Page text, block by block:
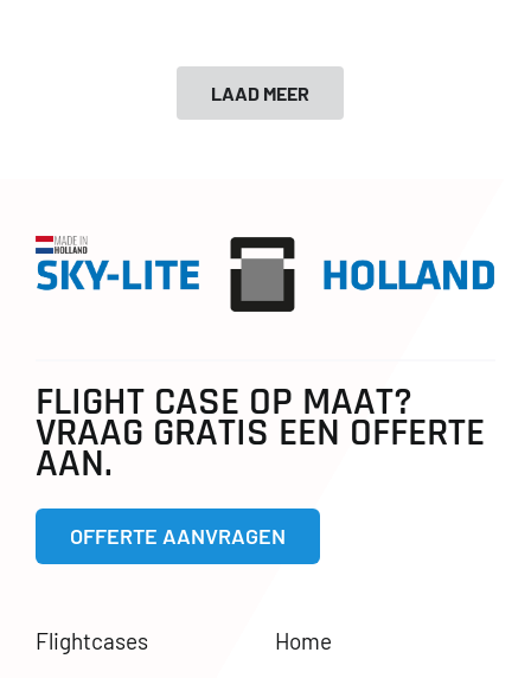
LAAD MEER
FLIGHT CASE OP MAAT?
VRAAG GRATIS EEN OFFERTE
AAN.
OFFERTE AANVRAGEN
Flightcases
Home